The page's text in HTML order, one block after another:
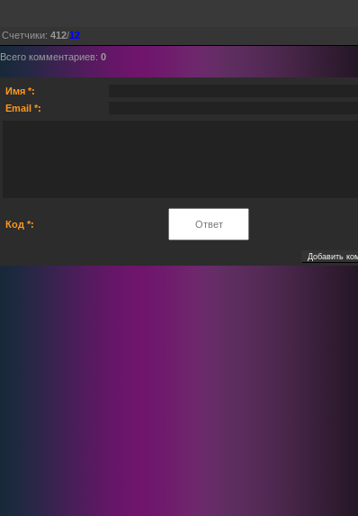
Счетчики: 412/12
Всего комментариев: 0
Имя *:
Email *:
Код *: